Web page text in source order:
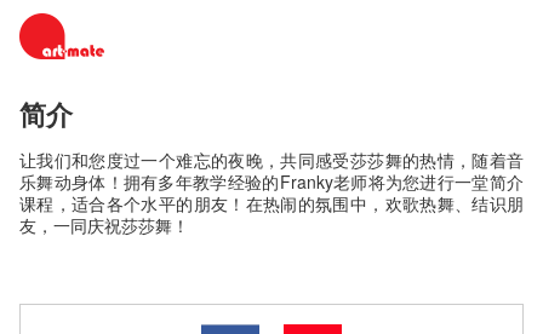
简介
让我们和您度过一个难忘的夜晚，共同感受莎莎舞的热情，随着音
乐舞动身体！拥有多年教学经验的Franky老师将为您进行一堂简介
课程，适合各个水平的朋友！在热闹的氛围中，欢歌热舞、结识朋
友，一同庆祝莎莎舞！